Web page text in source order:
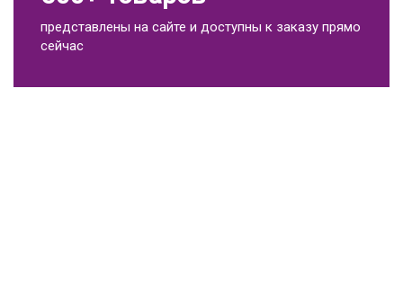
представлены на сайте и доступны к заказу прямо
сейчас